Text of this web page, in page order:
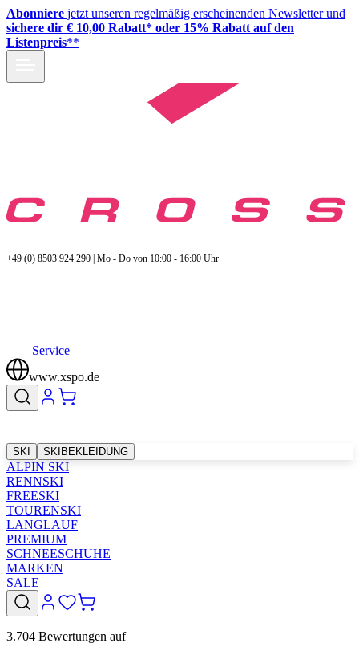
Abonniere jetzt unseren regelmäßig erscheinenden Newsletter und
sichere dir € 10,00 Rabatt* oder 15% Rabatt auf den
Listenpreis**
+49 (0) 8503 924 290 | Mo - Do von 10:00 - 16:00 Uhr
Service
www.xspo.de
SKI SKIBEKLEIDUNG
ALPIN SKI
RENNSKI
FREESKI
TOURENSKI
LANGLAUF
PREMIUM
SCHNEESCHUHE
MARKEN
SALE
3.704 Bewertungen auf